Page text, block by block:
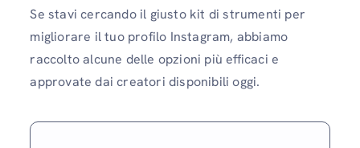
Se stavi cercando il giusto kit di strumenti per
migliorare il tuo profilo Instagram, abbiamo
raccolto alcune delle opzioni più efficaci e
approvate dai creatori disponibili oggi.